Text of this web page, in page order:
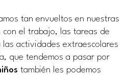
tan envueltos en nuestras
el trabajo, las tareas de
las actividades extraescolares
que tendemos a pasar por
también les podemos